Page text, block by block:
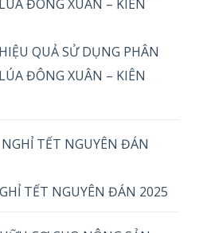
QUẢ SỬ DỤNG PHÂN
ĐÔNG XUÂN – KIÊN
TẾT NGUYÊN ĐÁN 2025